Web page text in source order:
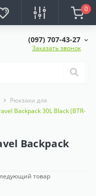
0
(097) 707-43-27
Заказать звонок
Рюкзаки для
Backpack 30L Black (BTR-
Backpack
товар